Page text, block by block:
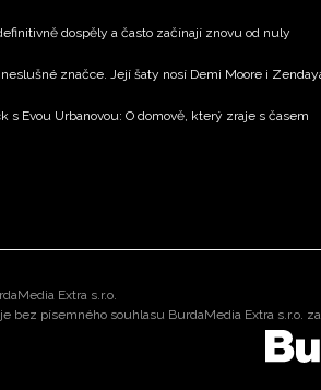
dospěly a často začínají znovu od nuly
značce. Její šaty nosí Demi Moore i
s Evou Urbanovou: O domově, který zraje s časem
Extra s.r.o.
bez písemného souhlasu BurdaMedia Extra s.r.o.